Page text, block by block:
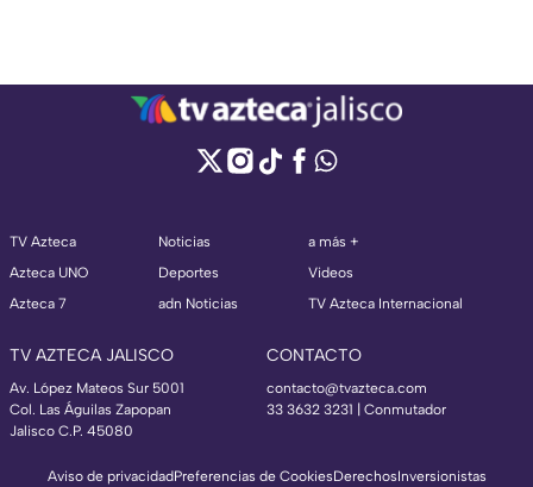
TV Azteca
Azteca UNO
Azteca 7
Noticias
Deportes
adn Noticias
a más +
Videos
TV Azteca Internacional
TV AZTECA JALISCO
Av. López Mateos Sur 5001
Col. Las Águilas Zapopan
Jalisco C.P. 45080
CONTACTO
contacto@tvazteca.com
33 3632 3231 | Conmutador
Aviso de privacidadPreferencias de CookiesDerechosInversionistas